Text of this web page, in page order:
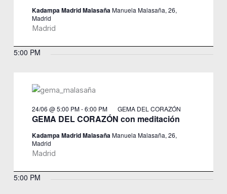
Kadampa Madrid MalasañaManuela Malasaña, 26,
Madrid
Madrid
5:00 PM
GEMA DEL CORAZÓN con meditación
24/06 @ 5:00 PM-6:00 PM GEMA DEL CORAZÓN
Kadampa Madrid MalasañaManuela Malasaña, 26,
Madrid
Madrid
5:00 PM